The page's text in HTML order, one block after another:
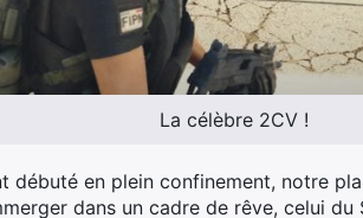
La célèbre 2CV !
en plein confinement, notre
dans un cadre de rêve, celui